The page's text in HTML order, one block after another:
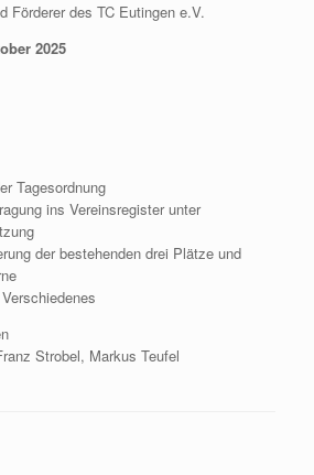
Förderer des TC Eutingen e.V.
2025
Tagesordnung
ins Vereinsregister unter
der bestehenden drei Plätze und
Strobel, Markus Teufel